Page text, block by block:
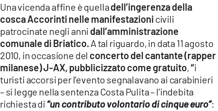
Una vicenda affine è quelladell’ingerenza della
cosca Accorinti nelle manifestazioni civili
patrocinate negli anni dall’amministrazione
comunale di Briatico. A tal riguardo, in data 11 agosto
2010, in occasione del concerto del cantante (rapper
milanese) J-AX, pubblicizzato come gratuito,“i
turisti accorsi per l’evento segnalavano ai carabinieri
– si legge nella sentenza Costa Pulita – l’indebita
richiesta di “un contributo volontario di cinque euro”: